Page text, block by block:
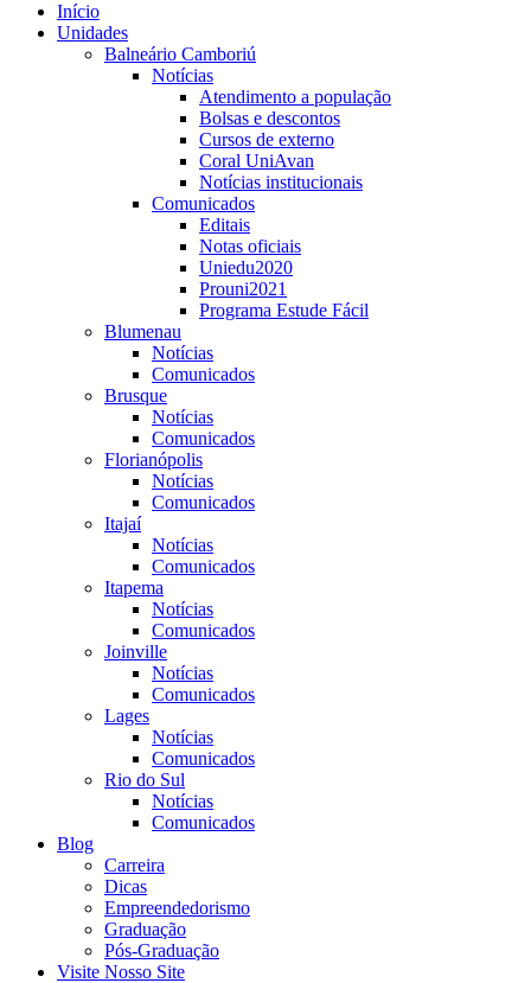
Início
Unidades
Balneário Camboriú
Notícias
Atendimento a população
Bolsas e descontos
Cursos de externo
Coral UniAvan
Notícias institucionais
Comunicados
Editais
Notas oficiais
Uniedu2020
Prouni2021
Programa Estude Fácil
Blumenau
Notícias
Comunicados
Brusque
Notícias
Comunicados
Florianópolis
Notícias
Comunicados
Itajaí
Notícias
Comunicados
Itapema
Notícias
Comunicados
Joinville
Notícias
Comunicados
Lages
Notícias
Comunicados
Rio do Sul
Notícias
Comunicados
Blog
Carreira
Dicas
Empreendedorismo
Graduação
Pós-Graduação
Visite Nosso Site